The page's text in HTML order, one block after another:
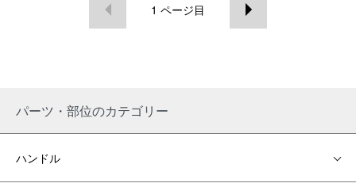
1 ページ目
パーツ・部位のカテゴリー
ハンドル